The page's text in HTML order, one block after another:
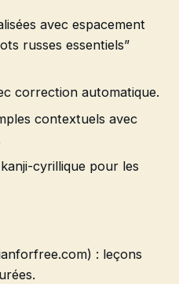
avec espacement
russes essentiels”
correction automatique.
contextuels avec
cyrillique pour les
: leçons